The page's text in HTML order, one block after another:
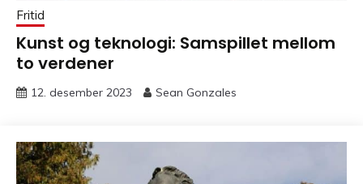
Fritid
Kunst og teknologi: Samspillet mellom
to verdener
12. desember 2023 Sean Gonzales